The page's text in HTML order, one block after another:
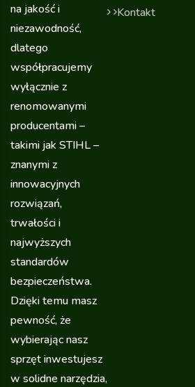
na jakość i
niezawodność,
dlatego
współpracujemy
wyłącznie z
renomowanymi
producentami –
takimi jak STIHL –
znanymi z
innowacyjnych
rozwiązań,
trwałości i
najwyższych
standardów
bezpieczeństwa.
Dzięki temu masz
pewność, że
wybierając nasz
sprzęt inwestujesz
w solidne narzędzia,
Kontakt